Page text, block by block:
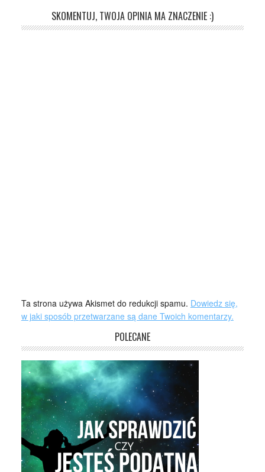
SKOMENTUJ, TWOJA OPINIA MA ZNACZENIE :)
Ta strona używa Akismet do redukcji spamu. Dowiedz się,
w jaki sposób przetwarzane są dane Twoich komentarzy.
POLECANE